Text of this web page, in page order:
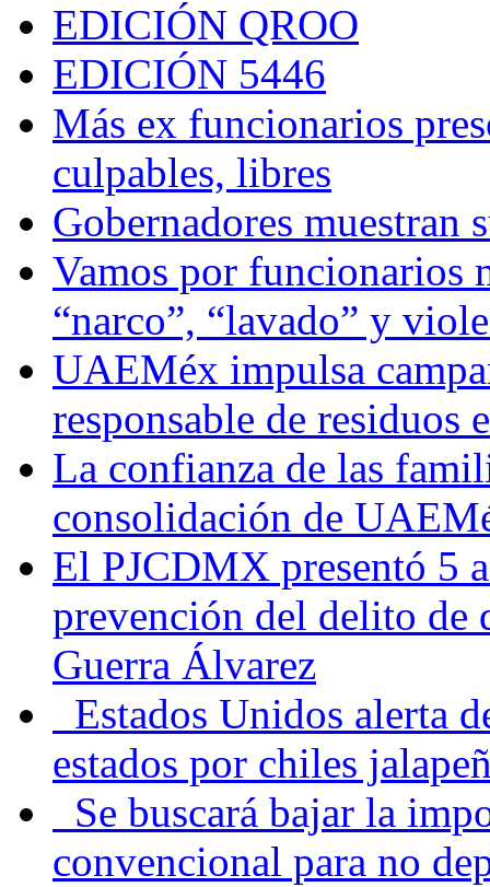
EDICIÓN QROO
EDICIÓN 5446
Más ex funcionarios
culpables, libres
Gobernadores muestran
Vamos por funcionarios
“narco”, “lavado” y
UAEMéx impulsa
responsable de residuos
La confianza de las
consolidación de
El PJCDMX presentó 5
prevención del delito de
Guerra Álvarez
Estados Unidos alerta
estados por chiles
Se buscará bajar la
convencional para no